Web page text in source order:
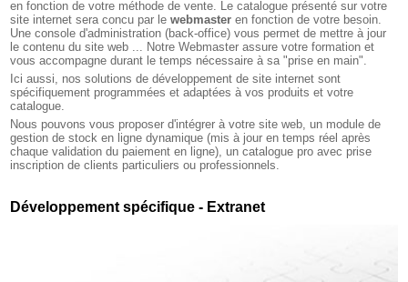
en fonction de votre méthode de vente. Le catalogue présenté sur votre
site internet sera concu par lewebmaster en fonction de votre besoin.
Une console d'administration (back-office) vous permet de mettre à jour
le contenu du site web ... Notre Webmaster assure votre formation et
vous accompagne durant le temps nécessaire à sa "prise en main".
Ici aussi, nos solutions de développement de site internet sont
spécifiquement programmées et adaptées à vos produits et votre
catalogue.
Nous pouvons vous proposer d'intégrer à votre site web, un module de
gestion de stock en ligne dynamique (mis à jour en temps réel après
chaque validation du paiement en ligne), un catalogue pro avec prise
inscription de clients particuliers ou professionnels.
Développement spécifique - Extranet